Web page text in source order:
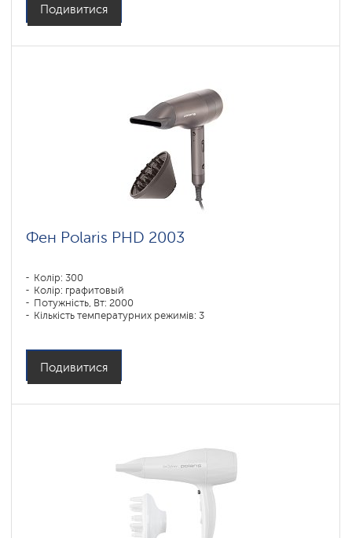
Подивитися
Фен Polaris PHD 2003
Колір: 300
Колір: графитовый
Потужність, Вт: 2000
Кількість температурних режимів: 3
Подивитися